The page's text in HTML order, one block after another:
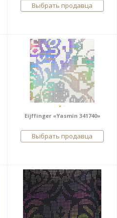
Выбрать продавца
Eijffinger «Yasmin 341740»
Выбрать продавца